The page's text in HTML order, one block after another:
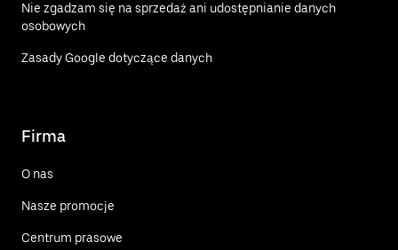
Nie zgadzam się na sprzedaż ani udostępnianie danych
osobowych
Zasady Google dotyczące danych
Firma
O nas
Nasze promocje
Centrum prasowe